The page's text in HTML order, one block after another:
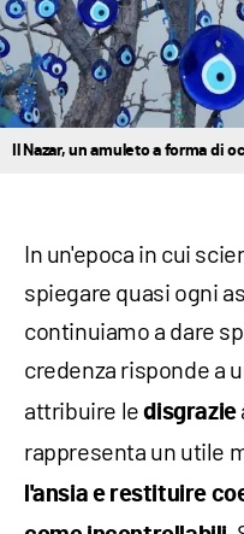
Il Nazar, un amuleto a forma di
In un'epoca in cui
spiegare quasi ogni
continuiamo a dare
credenza risponde a
attribuire ledisgrazie
rappresenta un utile
l'ansia e restituire